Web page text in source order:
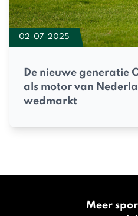
02-07-2025
De nieuwe generatie
als motor van
wedmarkt
Meer